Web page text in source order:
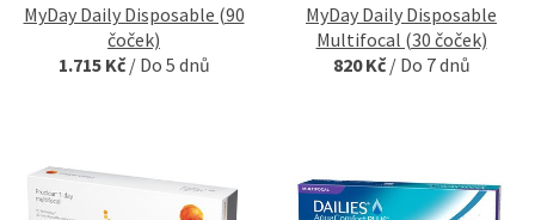
MyDay Daily Disposable (90
čoček)
1.715 Kč/ Do 5 dnů
MyDay Daily Disposable
Multifocal (30 čoček)
820 Kč/ Do 7 dnů